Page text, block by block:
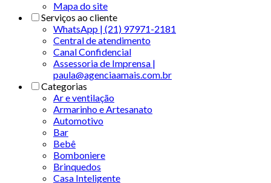
Mapa do site
Serviços ao cliente
WhatsApp | (21) 97971-2181
Central de atendimento
Canal Confidencial
Assessoria de Imprensa |
paula@agenciaamais.com.br
Categorias
Ar e ventilação
Armarinho e Artesanato
Automotivo
Bar
Bebê
Bomboniere
Brinquedos
Casa Inteligente